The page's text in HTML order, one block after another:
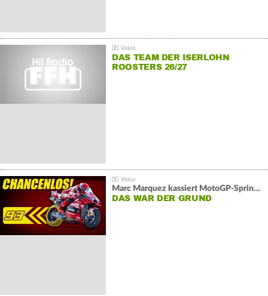
DAS TEAM DER ISERLOHN
ROOSTERS 26/27
Marc Marquez kassiert MotoGP-Sprint-Schlappe:
DAS WAR DER GRUND